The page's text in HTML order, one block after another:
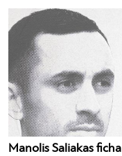
Manolis Saliakas